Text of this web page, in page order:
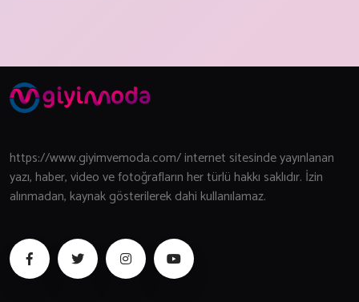
https://www.giyimvemoda.com/ internet sitesinde yayınlanan
yazı, haber, video ve fotoğrafların her türlü hakkı saklıdır. İzin
alınmadan, kaynak gösterilerek dahi kullanılamaz.